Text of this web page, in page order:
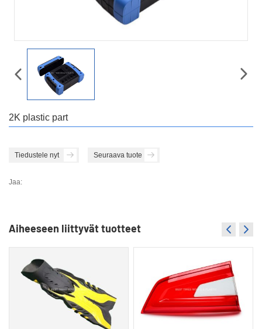
2K plastic part
Tiedustele nyt Seuraava tuote
Jaa:
Aiheeseen liittyvät tuotteet